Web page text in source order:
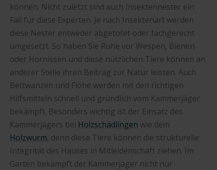
können. Nicht zuletzt sind auch Insektennester ein
Fall für diese Experten. Je nach Insektenart werden
diese Nester entweder abgetötet oder fachgerecht
umgesetzt. So haben Sie Ruhe vor Wespen, Bienen
oder Hornissen und diese nützlichen Tiere können an
anderer Stelle ihren Beitrag zur Natur leisten. Auch
Bettwanzen und Flöhe werden mit den richtigen
Hilfsmitteln schnell und gründlich vom Kammerjäger
bekämpft. Besonders wichtig ist der Einsatz des
Kammerjägers bei Holzschädlingen wie dem
Holzwurm, denn diese Tiere können die strukturelle
Integrität des Hauses in Mitleidenschaft ziehen. Im
Garten bekämpft der Kammerjäger nicht nur